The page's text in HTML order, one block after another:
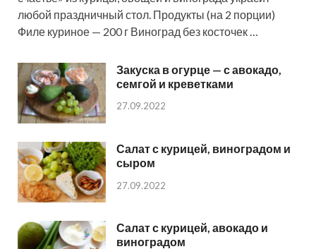
любой праздничный стол. Продукты (на 2 порции)
Филе куриное — 200 г Виноград без косточек …
Закуска в огурце — с авокадо,
семгой и креветками
27.09.2022
Салат с курицей, виноградом и
сыром
27.09.2022
Салат с курицей, авокадо и
виноградом